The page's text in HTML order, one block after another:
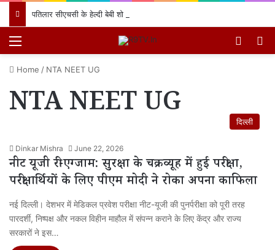
Home / NTA NEET UG
NTA NEET UG दिल्ली
Dinkar Mishra June 22, 2026
नीट यूजी री-एग्जाम: सुरक्षा के चक्रव्यूह में हुई परीक्षा,
परीक्षार्थियों के लिए पीएम मोदी ने रोका अपना काफिला
नई दिल्ली। देशभर में मेडिकल प्रवेश परीक्षा नीट-यूजी की पुनर्परीक्षा को पूरी तरह
पारदर्शी, निष्पक्ष और नकल विहीन माहौल में संपन्न कराने के लिए केंद्र और राज्य
सरकारों ने इस…